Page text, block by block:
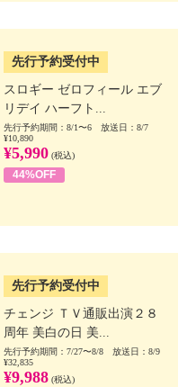
先行予約受付中
スロギー ゼロフィール エブ
リデイ ハーフト...
先行予約期間：8/1〜6 放送日：8/7
¥10,890
¥5,990 (税込)
44%OFF
先行予約受付中
チェンジ ＴＶ通販出演２８
周年 美白の日 美...
先行予約期間：7/27〜8/8 放送日：8/9
¥32,835
¥9,988 (税込)